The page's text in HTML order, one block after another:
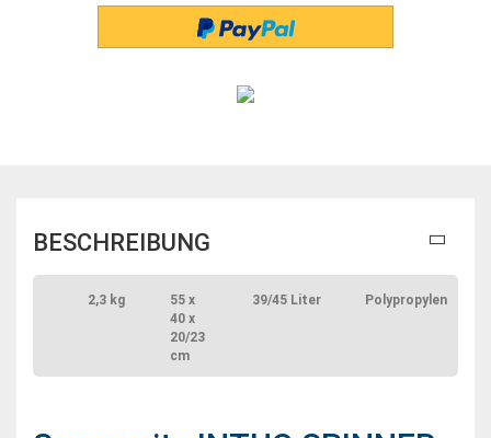
BESCHREIBUNG
2,3 kg
55 x
40 x
20/23
cm
39/45 Liter Polypropylen